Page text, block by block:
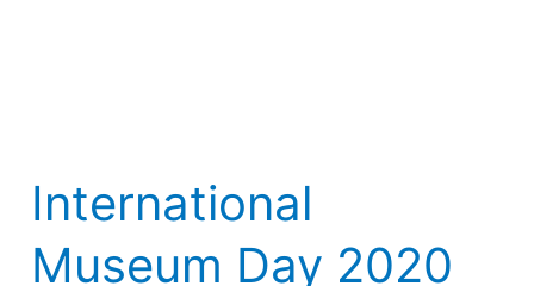
International
Museum Day 2020